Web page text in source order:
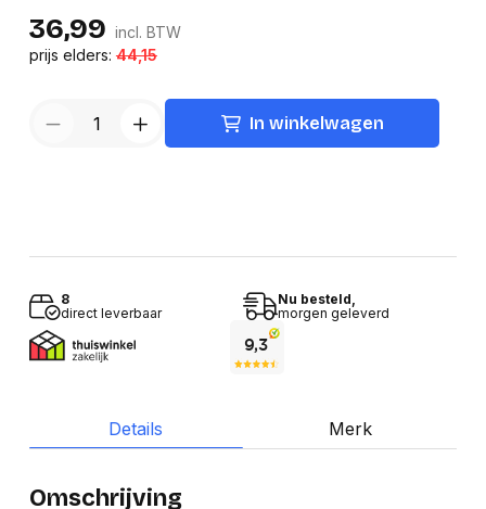
36,99 incl. BTW
prijs elders:44,15
In winkelwagen
8
direct leverbaar
Nu besteld,
morgen geleverd
Details Merk
Omschrijving